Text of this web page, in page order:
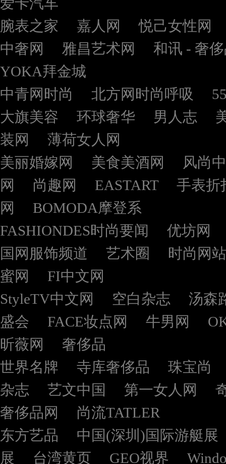
腕表之家
嘉人网
悦己女性网
中奢网
雅昌艺术网
和讯 - 奢
YOKA拜金城
中青网时尚
北方网时尚呼吸
大旗美容
环球奢华 男人志
装网
薄荷女人网
美丽婚嫁网
美食美酒网
风尚
网
尚趣网 EASTART
手表折
网
BOMODA摩登系
FASHIONDES时尚要闻
优坊网
国网服饰频道
艺术圈
时尚网站
蜜网
FI中文网
StyleTV中文网
空白杂志
汤森
盛会
FACE妆点网 牛男网
昕薇网
奢侈品
世界名牌
寺库奢侈品
珠宝尚
杂志
艺文中国 第一女人网
奢侈品网
尚流TATLER
东方艺品
中国(深圳)国际游艇展
展
台湾黄页 GEO视界